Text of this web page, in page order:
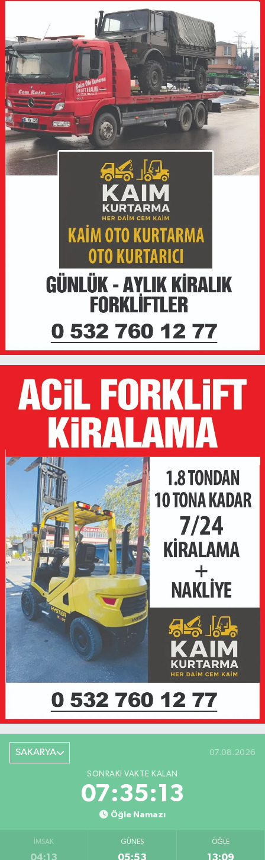
SAKARYA 07.08.2026
SONRAKI VAKTE KALAN
07:35:13
Öğle Namazı
İMSAK
04:13
GÜNEŞ
05:53
ÖĞLE
13:09